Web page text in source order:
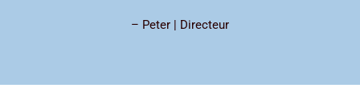
– Peter | Directeur